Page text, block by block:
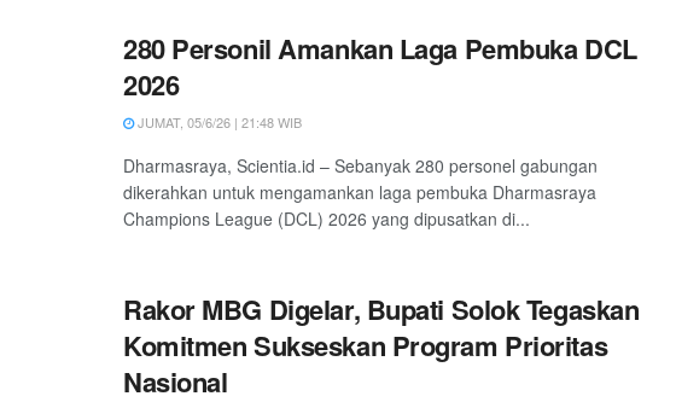
280 Personil Amankan Laga Pembuka DCL
2026
JUMAT, 05/6/26 | 21:48 WIB
Dharmasraya, Scientia.id – Sebanyak 280 personel gabungan
dikerahkan untuk mengamankan laga pembuka Dharmasraya
Champions League (DCL) 2026 yang dipusatkan di...
Rakor MBG Digelar, Bupati Solok Tegaskan
Komitmen Sukseskan Program Prioritas
Nasional